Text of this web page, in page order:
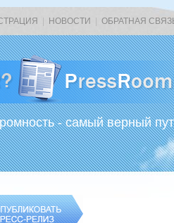
НОВОСТИ ОБРАТНАЯ
- самый верный